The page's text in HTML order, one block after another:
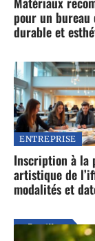
pour un
durable et
ENTREPRISE
Inscription à la
artistique de
modalités et
Famille